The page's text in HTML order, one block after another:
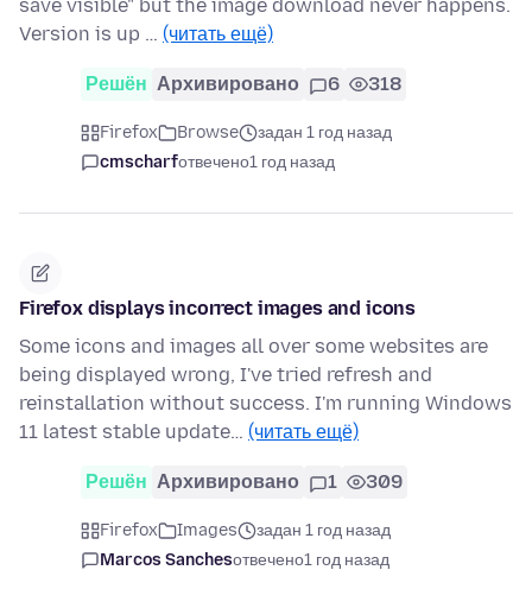
save visible" but the image download never happens.
Version is up … (читать ещё)
Решён Архивировано 6 318
Firefox Browse
задан 1 год назад
cmscharfотвечено1 год назад
Firefox displays incorrect images and icons
Some icons and images all over some websites are
being displayed wrong, I've tried refresh and
reinstallation without success. I'm running Windows
11 latest stable update… (читать ещё)
Решён Архивировано 1 309
Firefox Images
задан 1 год назад
Marcos Sanchesотвечено1 год назад